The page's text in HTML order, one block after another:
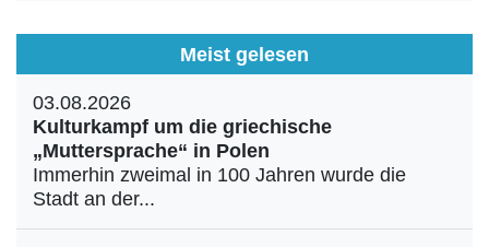
Meist gelesen
03.08.2026
Kulturkampf um die griechische
„Muttersprache“ in Polen
Immerhin zweimal in 100 Jahren wurde die
Stadt an der...